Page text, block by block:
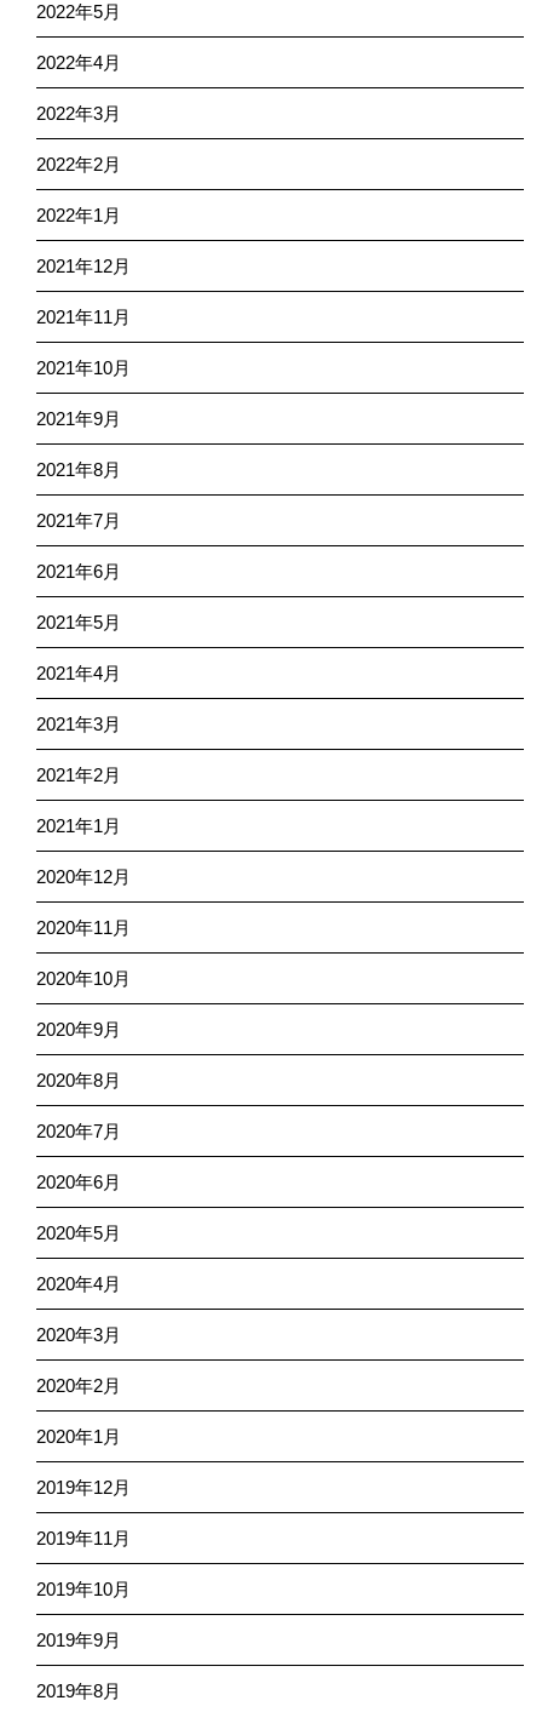
2022年5月
2022年4月
2022年3月
2022年2月
2022年1月
2021年12月
2021年11月
2021年10月
2021年9月
2021年8月
2021年7月
2021年6月
2021年5月
2021年4月
2021年3月
2021年2月
2021年1月
2020年12月
2020年11月
2020年10月
2020年9月
2020年8月
2020年7月
2020年6月
2020年5月
2020年4月
2020年3月
2020年2月
2020年1月
2019年12月
2019年11月
2019年10月
2019年9月
2019年8月